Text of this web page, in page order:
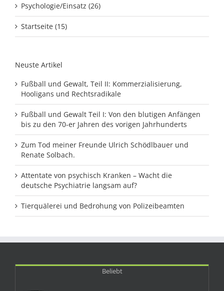
Psychologie/Einsatz (26)
Startseite (15)
Neuste Artikel
Fußball und Gewalt, Teil II: Kommerzialisierung,
Hooligans und Rechtsradikale
Fußball und Gewalt Teil I: Von den blutigen Anfängen
bis zu den 70-er Jahren des vorigen Jahrhunderts
Zum Tod meiner Freunde Ulrich Schödlbauer und
Renate Solbach.
Attentate von psychisch Kranken – Wacht die
deutsche Psychiatrie langsam auf?
Tierquälerei und Bedrohung von Polizeibeamten
Beliebt